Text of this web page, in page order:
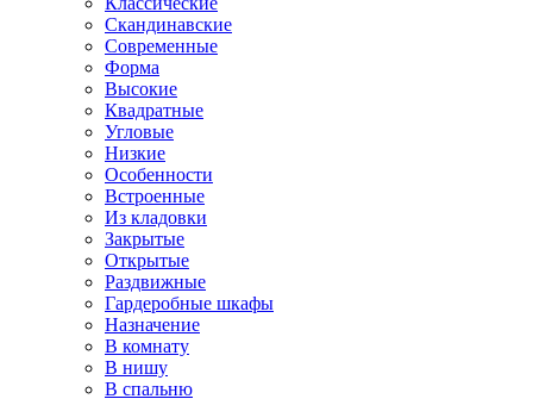
Скандинавские
Современные
Форма
Высокие
Квадратные
Угловые
Низкие
Особенности
Встроенные
Из кладовки
Закрытые
Открытые
Раздвижные
Гардеробные шкафы
Назначение
В комнату
В нишу
В спальню